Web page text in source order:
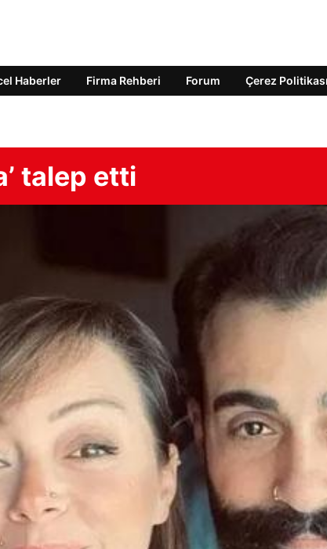
Haberler Firma Rehberi Forum Çerez Politikası
talep etti